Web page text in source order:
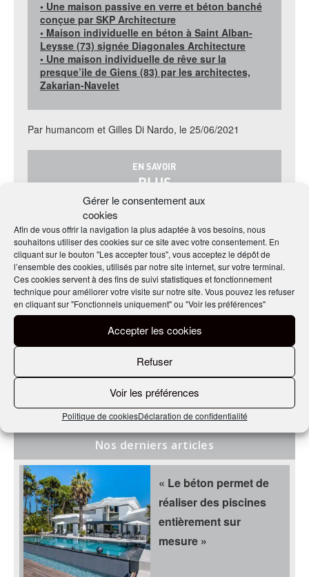
Gérer le consentement aux
cookies
Afin de vous offrir la navigation la plus adaptée à vos besoins, nous
souhaitons utiliser des cookies sur ce site avec votre consentement. En
cliquant sur le bouton "Les accepter tous", vous acceptez le dépôt de
l’ensemble des cookies, utilisés par notre site internet, sur votre terminal.
Ces cookies servent à des fins de suivi statistiques et fonctionnement
technique pour améliorer votre visite sur notre site. Vous pouvez les refuser
en cliquant sur "Fonctionnels uniquement" ou "Voir les préférences"
Accepter les cookies
Refuser
Voir les préférences
Politique de cookiesDéclaration de confidentialité
• Une maison passive en verre et béton banché
conçue par SKP Architecture
• Maison individuelle en béton à Saint Alban-
Leysse (73) signée Diagonales Architecture
• Une maison individuelle de rêve sur la
presque’ile de Giens (83) par les architectes,
Zakarian-Navelet
Par humancom et Gilles Di Nardo, le 25/06/2021
EN SAVOIR
PLUS
Sur la Fédération Française de la Construction Passive
Sur Equiom
PARTAGER CET ARTICLE
Nos derniers articles
« Le béton permet de
réaliser des piscines
entièrement sur
mesure »